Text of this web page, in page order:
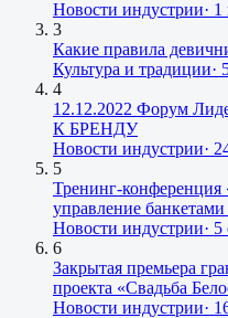
Новости индустрии· 1
3
Какие правила
Культура и традиции·
4
12.12.2022 Форум
К БРЕНДУ
Новости индустрии·
5
Тренинг-
управление
Новости индустрии· 5
6
Закрытая премьера
проекта «Свадьба
Новости индустрии·